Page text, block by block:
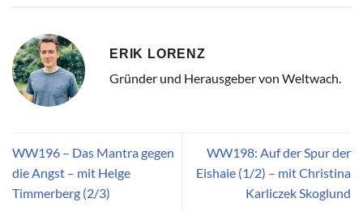
ERIK LORENZ
Gründer und Herausgeber von Weltwach.
WW196 – Das Mantra gegen
die Angst – mit Helge
Timmerberg (2/3)
WW198: Auf der Spur der
Eishaie (1/2) – mit Christina
Karliczek Skoglund